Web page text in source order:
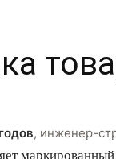
, инженер-